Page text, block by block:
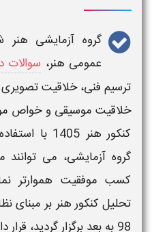
شامل دروس تخصصی درک
درک عمومی ریاضی و فیزیک ،
و تجسمی، خلاقیت نمایشی،
است. متقاضیان شرکت در
ازبودجه بندی سوالاتاین
مسیر مطالعاتی خود را جهت
در این قسمت جدول
بر مبنای نظام جدید (6-3-3) را که از سال